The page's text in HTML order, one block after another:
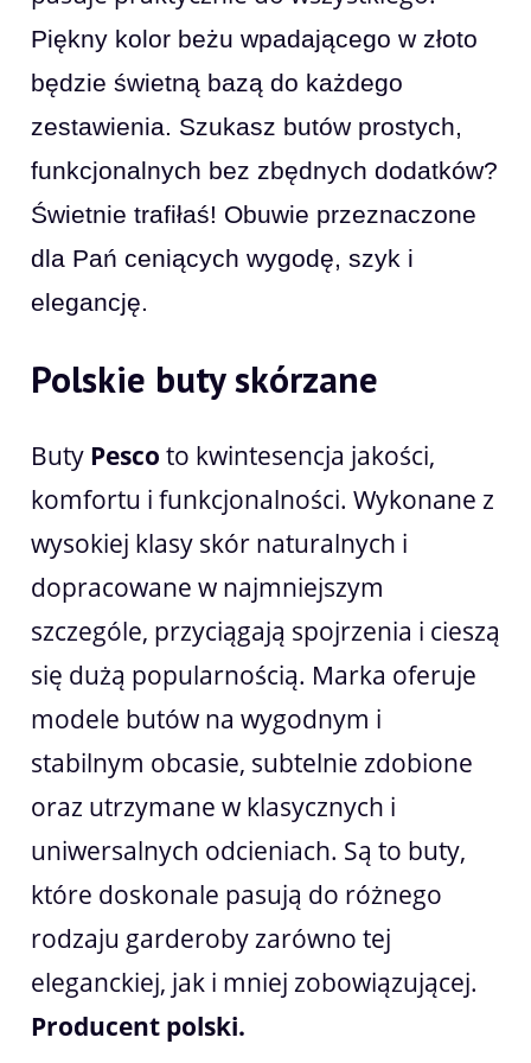
Piękny kolor beżu wpadającego w złoto
będzie świetną bazą do każdego
zestawienia. Szukasz butów prostych,
funkcjonalnych bez zbędnych dodatków?
Świetnie trafiłaś! Obuwie przeznaczone
dla Pań ceniących wygodę, szyk i
elegancję.
Polskie buty skórzane
Buty Pesco to kwintesencja jakości,
komfortu i funkcjonalności. Wykonane z
wysokiej klasy skór naturalnych i
dopracowane w najmniejszym
szczególe, przyciągają spojrzenia i cieszą
się dużą popularnością. Marka oferuje
modele butów na wygodnym i
stabilnym obcasie, subtelnie zdobione
oraz utrzymane w klasycznych i
uniwersalnych odcieniach. Są to buty,
które doskonale pasują do różnego
rodzaju garderoby zarówno tej
eleganckiej, jak i mniej zobowiązującej.
Producent polski.